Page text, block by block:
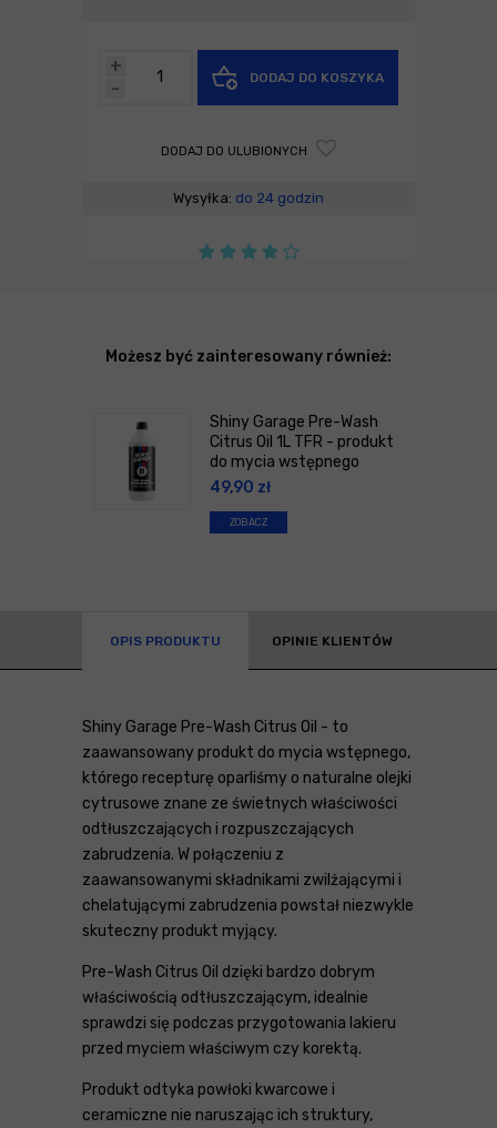
-
+
DODAJ DO KOSZYKA
DODAJ DO ULUBIONYCH
Wysyłka: do 24 godzin
Możesz być zainteresowany również:
Shiny Garage Pre-Wash
Citrus Oil 1L TFR - produkt
do mycia wstępnego
49,90 zł
ZOBACZ
OPIS PRODUKTU OPINIE KLIENTÓW
Shiny Garage Pre-Wash Citrus Oil - to
zaawansowany produkt do mycia wstępnego,
którego recepturę oparliśmy o naturalne olejki
cytrusowe znane ze świetnych właściwości
odtłuszczających i rozpuszczających
zabrudzenia. W połączeniu z
zaawansowanymi składnikami zwilżającymi i
chelatującymi zabrudzenia powstał niezwykle
skuteczny produkt myjący.
Pre-Wash Citrus Oil dzięki bardzo dobrym
właściwością odtłuszczającym, idealnie
sprawdzi się podczas przygotowania lakieru
przed myciem właściwym czy korektą.
Produkt odtyka powłoki kwarcowe i
ceramiczne nie naruszając ich struktury,